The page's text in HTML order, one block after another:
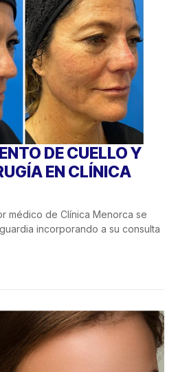
DE CUELLO Y
EN CLÍNICA
médico de Clínica Menorca se
incorporando a su consulta